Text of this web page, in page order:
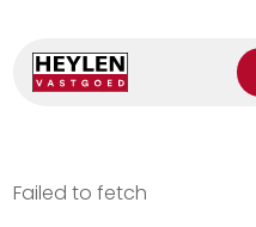
Failed to fetch